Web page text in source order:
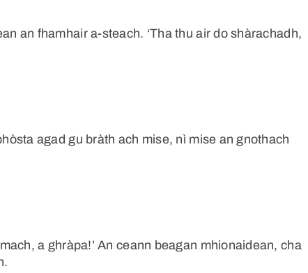
an fhamhair a-steach. ‘Tha thu air do shàrachadh,
agad gu bràth ach mise, nì mise an gnothach
a ghràpa!’ An ceann beagan mhionaidean, cha